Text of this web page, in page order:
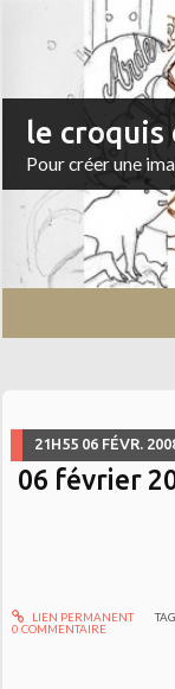
le croquis
Pour créer une
21H55 06 FÉVR.
06 février
LIEN PERMANENT
0 COMMENTAIRE